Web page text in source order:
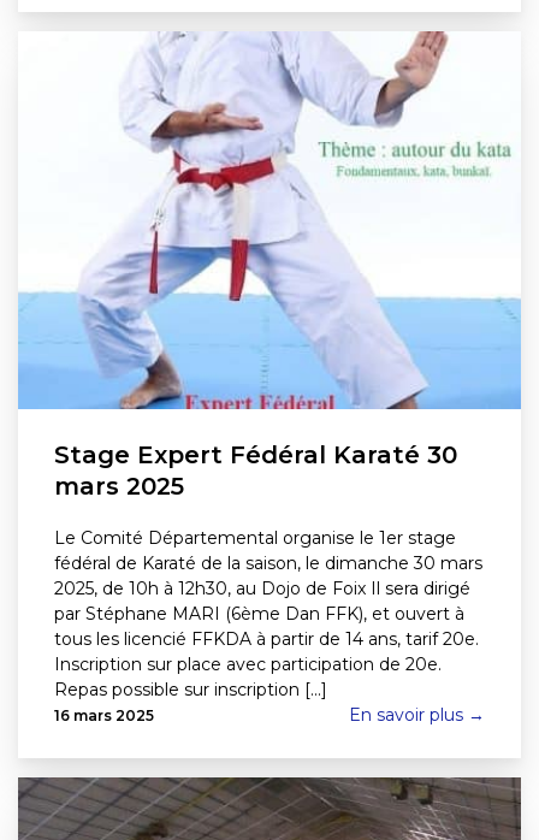
Stage Expert Fédéral Karaté 30
mars 2025
Le Comité Départemental organise le 1er stage
fédéral de Karaté de la saison, le dimanche 30 mars
2025, de 10h à 12h30, au Dojo de Foix Il sera dirigé
par Stéphane MARI (6ème Dan FFK), et ouvert à
tous les licencié FFKDA à partir de 14 ans, tarif 20e.
Inscription sur place avec participation de 20e.
Repas possible sur inscription [...]
16 mars 2025 En savoir plus →